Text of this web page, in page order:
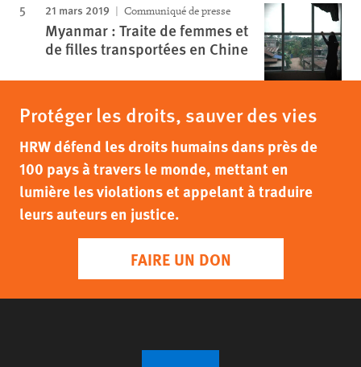
21 mars 2019 Communiqué de presse
Myanmar : Traite de femmes et
de filles transportées en Chine
Protéger les droits, sauver des vies
HRW défend les droits humains dans près de
100 pays à travers le monde, mettant en
lumière les violations et appelant à traduire
leurs auteurs en justice.
FAIRE UN DON